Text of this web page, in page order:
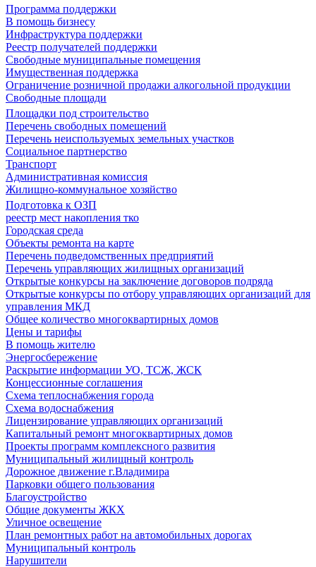
Программа поддержки
В помощь бизнесу
Инфраструктура поддержки
Реестр получателей поддержки
Свободные муниципальные помещения
Имущественная поддержка
Ограничение розничной продажи алкогольной продукции
Свободные площади
Площадки под строительство
Перечень свободных помещений
Перечень неиспользуемых земельных участков
Социальное партнерство
Транспорт
Административная комиссия
Жилищно-коммунальное хозяйство
Подготовка к ОЗП
реестр мест накопления тко
Городская среда
Объекты ремонта на карте
Перечень подведомственных предприятий
Перечень управляющих жилищных организаций
Открытые конкурсы на заключение договоров подряда
Открытые конкурсы по отбору управляющих организаций для
управления МКД
Общее количество многоквартирных домов
Цены и тарифы
В помощь жителю
Энергосбережение
Раскрытие информации УО, ТСЖ, ЖСК
Концессионные соглашения
Схема теплоснабжения города
Схема водоснабжения
Лицензирование управляющих организаций
Капитальный ремонт многоквартирных домов
Проекты программ комплексного развития
Муниципальный жилищный контроль
Дорожное движение г.Владимира
Парковки общего пользования
Благоустройство
Общие документы ЖКХ
Уличное освещение
План ремонтных работ на автомобильных дорогах
Муниципальный контроль
Нарушители